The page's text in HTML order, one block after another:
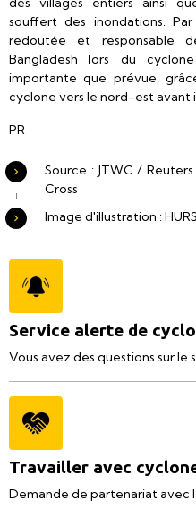
souffert des inondations.
redoutée et responsable
Bangladesh lors du
importante que prévue,
cyclone vers le nord-est avant
PR
Source : JTWC /
Cross
Image d'illustration :
Service alerte de
Vous avez des questions sur
Travailler avec
Demande de partenariat avec